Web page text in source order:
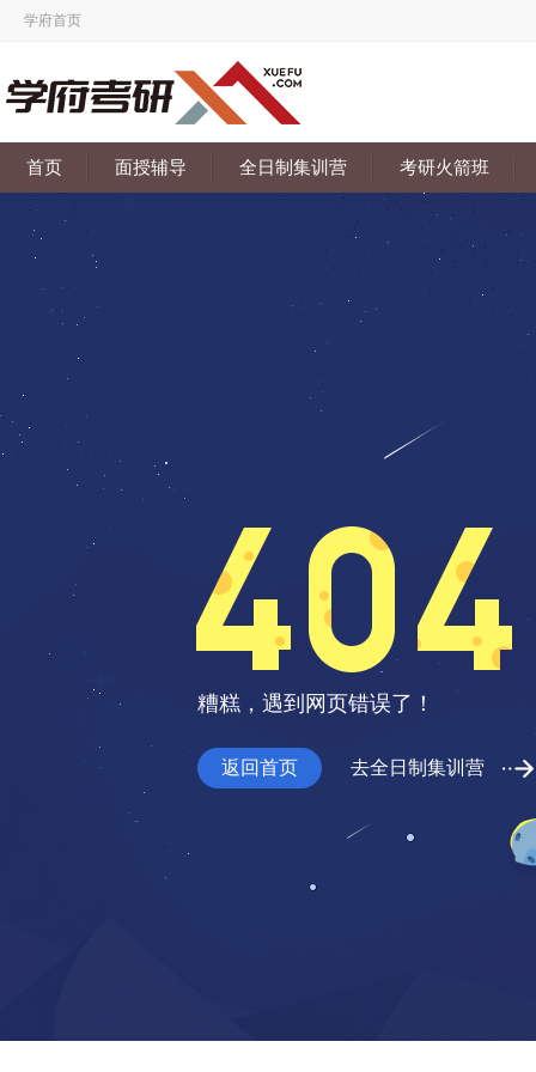
学府首页
首页 面授辅导 全日制集训营 考研火箭班
糟糕，遇到网页错误了！
返回首页 去全日制集训营